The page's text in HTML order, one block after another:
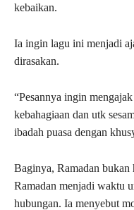
kebaikan.
Ia ingin lagu ini menjadi
dirasakan.
“Pesannya ingin
kebahagiaan dan utk
ibadah puasa dengan
Baginya, Ramadan bukan
Ramadan menjadi waktu
hubungan. Ia menyebut